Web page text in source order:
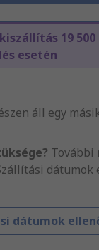
kiszállítás 19
esetén
áll egy
További
dátumok
dátumok